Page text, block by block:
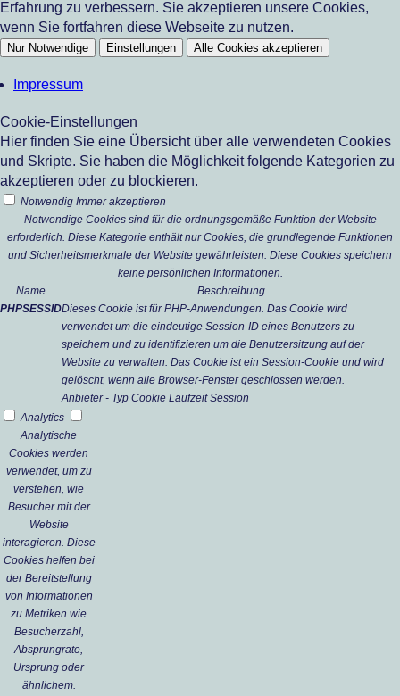
Erfahrung zu verbessern. Sie akzeptieren unsere Cookies,
wenn Sie fortfahren diese Webseite zu nutzen.
Nur Notwendige Einstellungen Alle Cookies akzeptieren
Impressum
Cookie-Einstellungen
Hier finden Sie eine Übersicht über alle verwendeten Cookies
und Skripte. Sie haben die Möglichkeit folgende Kategorien zu
akzeptieren oder zu blockieren.
Notwendig Immer akzeptieren
Notwendige Cookies sind für die ordnungsgemäße Funktion der Website
erforderlich. Diese Kategorie enthält nur Cookies, die grundlegende Funktionen
und Sicherheitsmerkmale der Website gewährleisten. Diese Cookies speichern
keine persönlichen Informationen.
Name
Beschreibung
PHPSESSIDDieses Cookie ist für PHP-Anwendungen. Das Cookie wird
verwendet um die eindeutige Session-ID eines Benutzers zu
speichern und zu identifizieren um die Benutzersitzung auf der
Website zu verwalten. Das Cookie ist ein Session-Cookie und wird
gelöscht, wenn alle Browser-Fenster geschlossen werden.
Anbieter - Typ Cookie Laufzeit Session
Analytics
Analytische
Cookies werden
verwendet, um zu
verstehen, wie
Besucher mit der
Website
interagieren. Diese
Cookies helfen bei
der Bereitstellung
von Informationen
zu Metriken wie
Besucherzahl,
Absprungrate,
Ursprung oder
ähnlichem.